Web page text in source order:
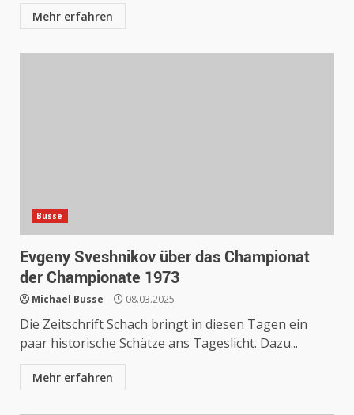
Mehr erfahren
Busse
Evgeny Sveshnikov über das Championat
der Championate 1973
Michael Busse 08.03.2025
Die Zeitschrift Schach bringt in diesen Tagen ein
paar historische Schätze ans Tageslicht. Dazu...
Mehr erfahren